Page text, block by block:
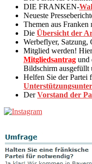
DIE FRANKEN-
Neueste
Themen aus Franken
Die Übersicht der
Werbeflyer, Satzung,
Mitglied werden!
Mitgliedsantrag und
Bildschirm ausgefüllt
Helfen Sie der Partei
DerVorstand der